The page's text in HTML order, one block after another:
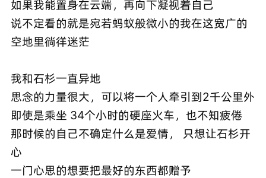
如果我能置身在云端，再向下凝视着自己
说不定看的就是宛若蚂蚁般微小的我在这宽广的
空地里徜徉迷茫
我和石杉一直异地
思念的力量很大，可以将一个人牵引到2千公里外
即使是乘坐 34个小时的硬座火车，也不知疲倦
那时候的自己不确定什么是爱情， 只想让石杉开
心
一门心思的想要把最好的东西都赠予